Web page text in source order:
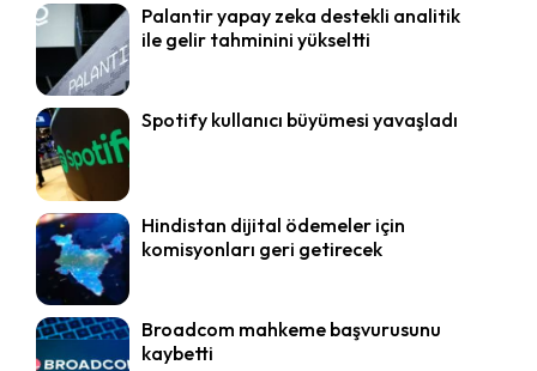
Palantir yapay zeka destekli analitik
ile gelir tahminini yükseltti
Spotify kullanıcı büyümesi yavaşladı
Hindistan dijital ödemeler için
komisyonları geri getirecek
Broadcom mahkeme başvurusunu
kaybetti